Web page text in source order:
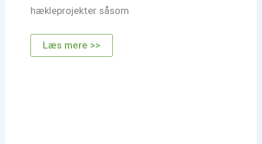
hækleprojekter såsom
Hvordan
hækler
Læs mere >>